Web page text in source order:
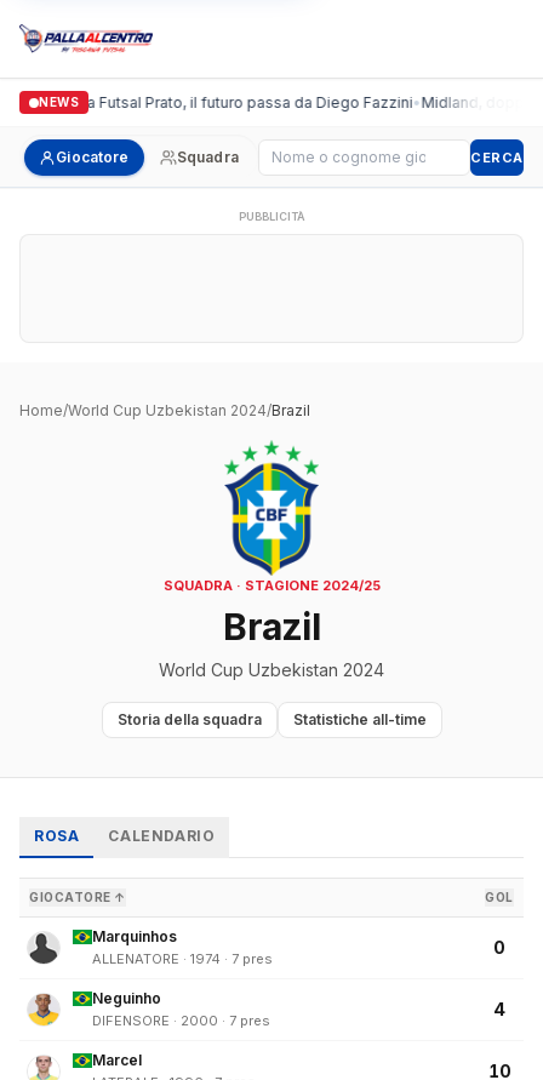
NEWS
Italgronda Futsal Prato, il futuro passa da Diego Fazzini•Midland, doppio
Giocatore Squadra Cerca giocatore CERCA
PUBBLICITÀ
Home/World Cup Uzbekistan 2024/Brazil
SQUADRA · STAGIONE 2024/25
Brazil
World Cup Uzbekistan 2024
Storia della squadra Statistiche all-time
ROSA CALENDARIO
GIOCATORE ↑ GOL
Marquinhos
ALLENATORE · 1974 · 7 pres
0
Neguinho
DIFENSORE · 2000 · 7 pres
4
Marcel
10